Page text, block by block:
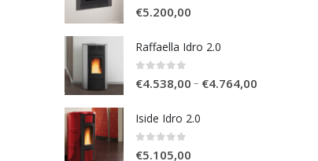
€5.200,00
Raffaella Idro 2.0
€4.538,00 – €4.764,00
Iside Idro 2.0
€5.105,00